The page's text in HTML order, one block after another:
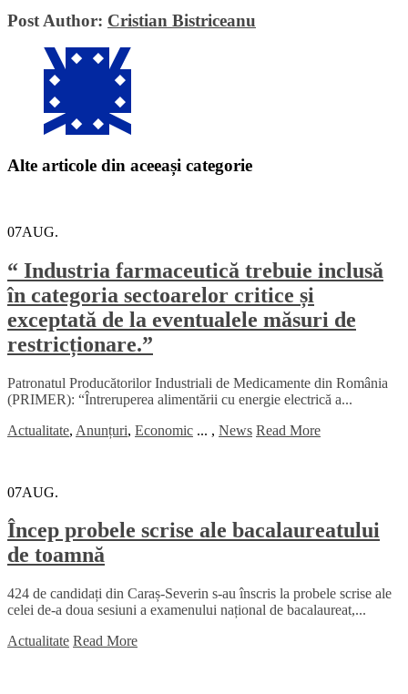
Post Author: Cristian Bistriceanu
Alte articole din aceeași categorie
07AUG.
“ Industria farmaceutică trebuie inclusă
în categoria sectoarelor critice și
exceptată de la eventualele măsuri de
restricționare.”
Patronatul Producătorilor Industriali de Medicamente din România
(PRIMER): “Întreruperea alimentării cu energie electrică a...
Actualitate, Anunțuri, Economic ... , News Read More
07AUG.
Încep probele scrise ale bacalaureatului
de toamnă
424 de candidați din Caraș-Severin s-au înscris la probele scrise ale
celei de-a doua sesiuni a examenului național de bacalaureat,...
Actualitate Read More